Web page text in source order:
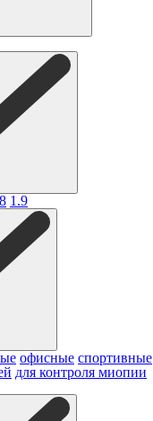
1.9
офисные спортивные
для контроля миопии